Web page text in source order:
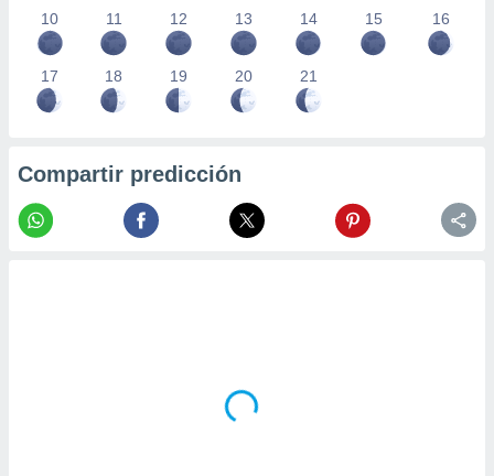
10 11 12 13 14 15 16
17 18 19 20 21
Compartir predicción